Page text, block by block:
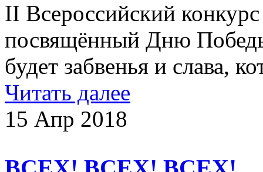
II Всероссийский
посвящённый Дню
будет забвенья и слава,
Читать далее
15 Апр 2018